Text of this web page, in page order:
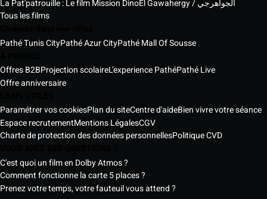
La Pat'patrouille : Le film Mission Dino
El Gawahergy / الجواهرجي
Tous les films
Pathé Tunis CityPathé Azur CityPathé Mall Of Sousse
Offres B2BProjection scolaireL'experience PathéPathé Live
Offre anniversaire
Paramétrer vos cookiesPlan du siteCentre d'aideBien vivre votre séance
Espace recrutementMentions LégalesCGV
Charte de protection des données personnellesPolitique CVD
C'est quoi un film en Dolby Atmos ?
Comment fonctionne la carte 5 places ?
Prenez votre temps, votre fauteuil vous attend ?